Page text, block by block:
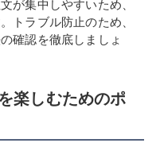
が集中しやすいため、
トラブル防止のため、
確認を徹底しましょ
楽しむためのポ